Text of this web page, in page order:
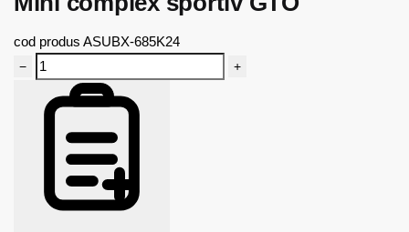
cod produs ASUBX-685K24
− +